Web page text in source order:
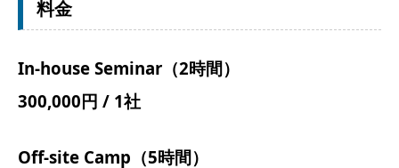
料金
In-house Seminar（2時間）
300,000円 / 1社
Off-site Camp（5時間）